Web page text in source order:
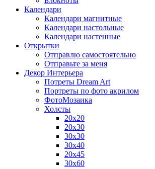
Календари
Календари магнитные
Календари настольные
Календари настенные
Открытки
Отправлю самостоятельно
Отправьте за меня
Декор Интерьера
Потреты Dream Art
Портреты по фото акрилом
ФотоМозаика
Холсты
20х20
20х30
30х30
30х40
20х45
30х60